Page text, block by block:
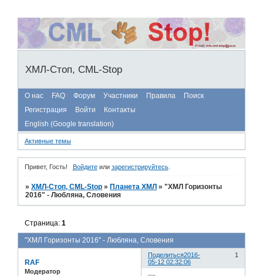
ХМЛ-Стоп, CML-Stop
О нас FAQ Форум Участники Правила
Поиск
Регистрация
Войти
Контакты
English (Google translation)
Активные темы
Привет, Гость! Войдитеили зарегистрируйтесь.
»ХМЛ-Стоп, CML-Stop » Планета ХМЛ »"ХМЛ Горизонты
2016" - Любляна, Словения
"ХМЛ Горизонты 2016" - Любляна, Словения
Страница:1
Поделиться 1
2016-
05-12 02:32:06
RAF
Модератор